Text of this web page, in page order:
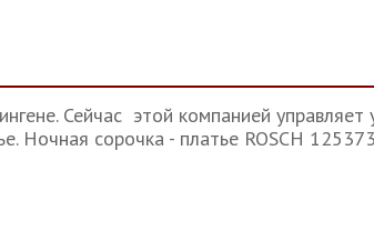
Сейчас этой компанией управляет
Ночная сорочка - платье ROSCH